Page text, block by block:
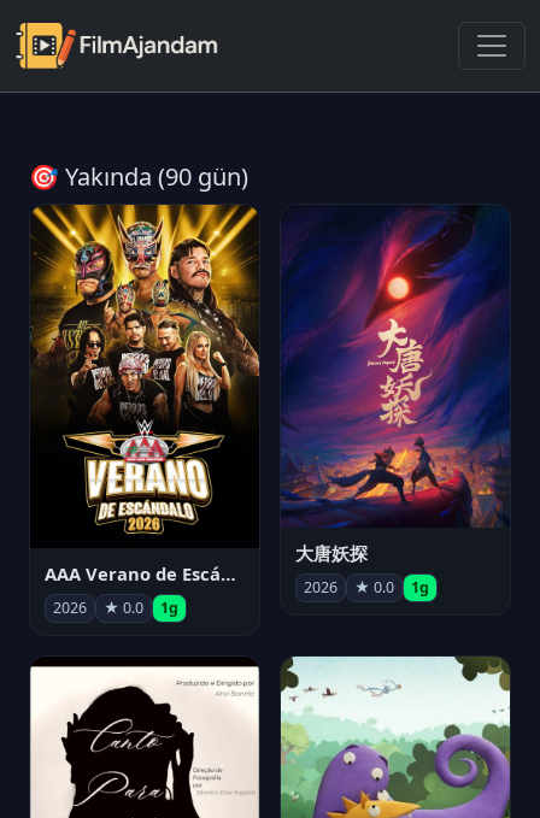
🎯 Yakında (90 gün)
AAA Verano de Escándalo 2026 - Week 3
2026 ★ 0.0 1g
大唐妖探
2026 ★ 0.0 1g